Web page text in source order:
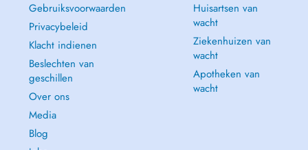
Gebruiksvoorwaarden
Privacybeleid
Klacht indienen
Beslechten van
geschillen
Over ons
Media
Blog
Huisartsen van
wacht
Ziekenhuizen van
wacht
Apotheken van
wacht